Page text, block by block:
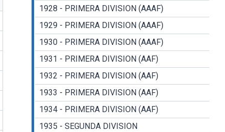
1928 - PRIMERA DIVISION (AAAF)
1929 - PRIMERA DIVISION (AAAF)
1930 - PRIMERA DIVISION (AAAF)
1931 - PRIMERA DIVISION (AAF)
1932 - PRIMERA DIVISION (AAF)
1933 - PRIMERA DIVISION (AAF)
1934 - PRIMERA DIVISION (AAF)
1935 - SEGUNDA DIVISION